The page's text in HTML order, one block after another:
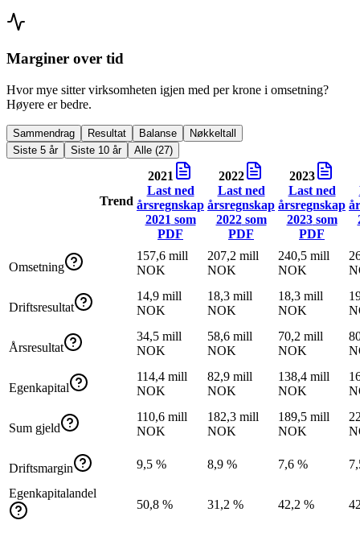
Marginer over tid
Hvor mye sitter virksomheten igjen med per krone i omsetning?
Høyere er bedre.
Sammendrag Resultat Balanse
Nøkkeltall
Siste 5 år
Siste 10 år Alle (27)
Trend
2021
Last ned
årsregnskap
2021 som
PDF
2022
Last ned
årsregnskap
2022som
PDF
2023
Last ned
årsregnskap
2023som
PDF
Omsetning
157,6 mill
NOK
207,2 mill
NOK
240,5 mill
NOK
Driftsresultat
14,9 mill
NOK
18,3 mill
NOK
18,3 mill
NOK
Årsresultat
34,5 mill
NOK
58,6 mill
NOK
70,2 mill
NOK
Egenkapital
114,4 mill
NOK
82,9 mill
NOK
138,4 mill
NOK
Sum gjeld
110,6 mill
NOK
182,3 mill
NOK
189,5 mill
NOK
Driftsmargin 9,5 % 8,9 % 7,6 %
Egenkapitalandel
50,8 %
31,2 % 42,2 %